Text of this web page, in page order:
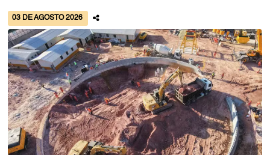
03 DE AGOSTO 2026